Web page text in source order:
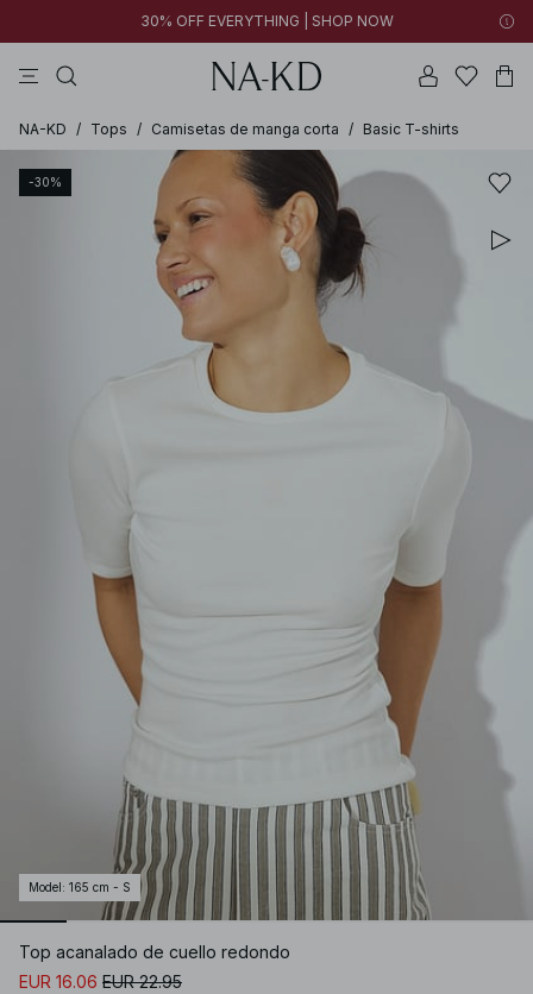
30% OFF EVERYTHING | SHOP NOW
NA-KD / Tops / Camisetas de manga corta / Basic T-shirts
-30%
Model : 165 cm - S
Top acanalado de cuello redondo
EUR 16.06 EUR 22.95